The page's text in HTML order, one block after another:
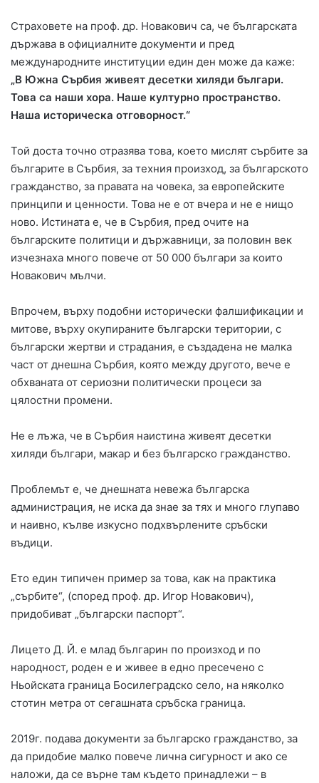
Страховете на проф. др. Новакович са, че българската
държава в официалните документи и пред
международните институции един ден може да каже:
„В Южна Сърбия живеят десетки хиляди българи.
Това са наши хора. Наше културно пространство.
Наша историческа отговорност.“
Той доста точно отразява това, което мислят сърбите за
българите в Сърбия, за техния произход, за българското
гражданство, за правата на човека, за европейските
принципи и ценности. Това не е от вчера и не е нищо
ново. Истината е, че в Сърбия, пред очите на
българските политици и държавници, за половин век
изчезнаха много повече от 50 000 българи за които
Новакович мълчи.
Впрочем, върху подобни исторически фалшификации и
митове, върху окупираните български територии, с
български жертви и страдания, е създадена не малка
част от днешна Сърбия, която между другото, вече е
обхваната от сериозни политически процеси за
цялостни промени.
Не е лъжа, че в Сърбия наистина живеят десетки
хиляди българи, макар и без българско гражданство.
Проблемът е, че днешната невежа българска
администрация, не иска да знае за тях и много глупаво
и наивно, кълве изкусно подхвърлените сръбски
въдици.
Ето един типичен пример за това, как на практика
„сърбите“, (според проф. др. Игор Новакович),
придобиват „български паспорт“.
Лицето Д. Й. е млад българин по произход и по
народност, роден е и живее в едно пресечено с
Ньойската граница Босилеградско село, на няколко
стотин метра от сегашната сръбска граница.
2019г. подава документи за българско гражданство, за
да придобие малко повече лична сигурност и ако се
наложи, да се върне там където принадлежи – в